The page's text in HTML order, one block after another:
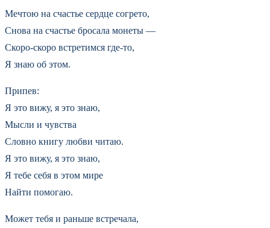
Мечтою на счастье сердце согрето,
Снова на счастье бросала монеты —
Скоро-скоро встретимся где-то,
Я знаю об этом.
Припев:
Я это вижу, я это знаю,
Мысли и чувства
Словно книгу любви читаю.
Я это вижу, я это знаю,
Я тебе себя в этом мире
Найти помогаю.
Может тебя и раньше встречала,